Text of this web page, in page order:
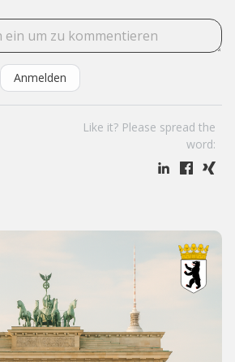
Anmelden
Like it? Please spread the
word: